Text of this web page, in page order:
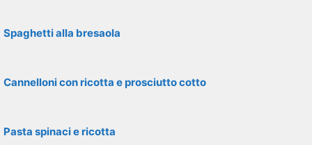
Spaghetti alla bresaola
Cannelloni con ricotta e prosciutto cotto
Pasta spinaci e ricotta